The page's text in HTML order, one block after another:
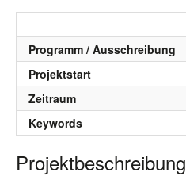
Programm / Ausschreibung
Projektstart
Zeitraum
Keywords
Projektbeschreibung